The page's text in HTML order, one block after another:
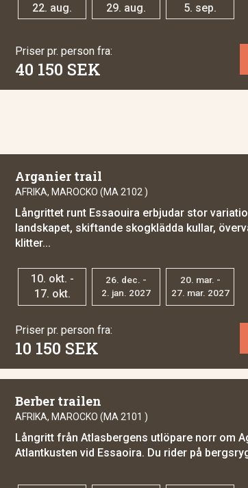
22. aug.
29. aug.
5. sep.
Priser pr. person fra:
40 150 SEK
Arganier trail
AFRIKA, MAROCKO (MA 2102 )
Långrittet runt Essaouira erbjudar stor
landskapet, skiftande skogklädda kullar,
klitter...
10. okt. -
17. okt.
26. dec. -
2. jan. 2027
20. mar. -
27. mar. 2027
Priser pr. person fra:
10 150 SEK
Berber trailen
AFRIKA, MAROCKO (MA 2101 )
Långritt från Atlasbergens utlöpare norr om
Atlantkusten vid Essaoira. Du rider på